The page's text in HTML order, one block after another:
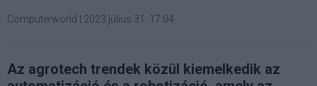
Computerworld 2023 július 31. 17:04
Az agrotech trendek közül kiemelkedik az